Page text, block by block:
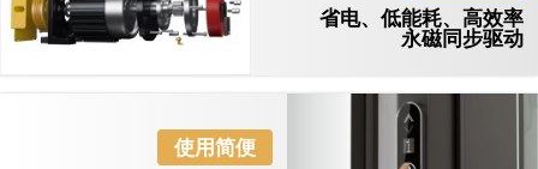
省电、低能耗、高效率
永磁同步驱动
使用简便